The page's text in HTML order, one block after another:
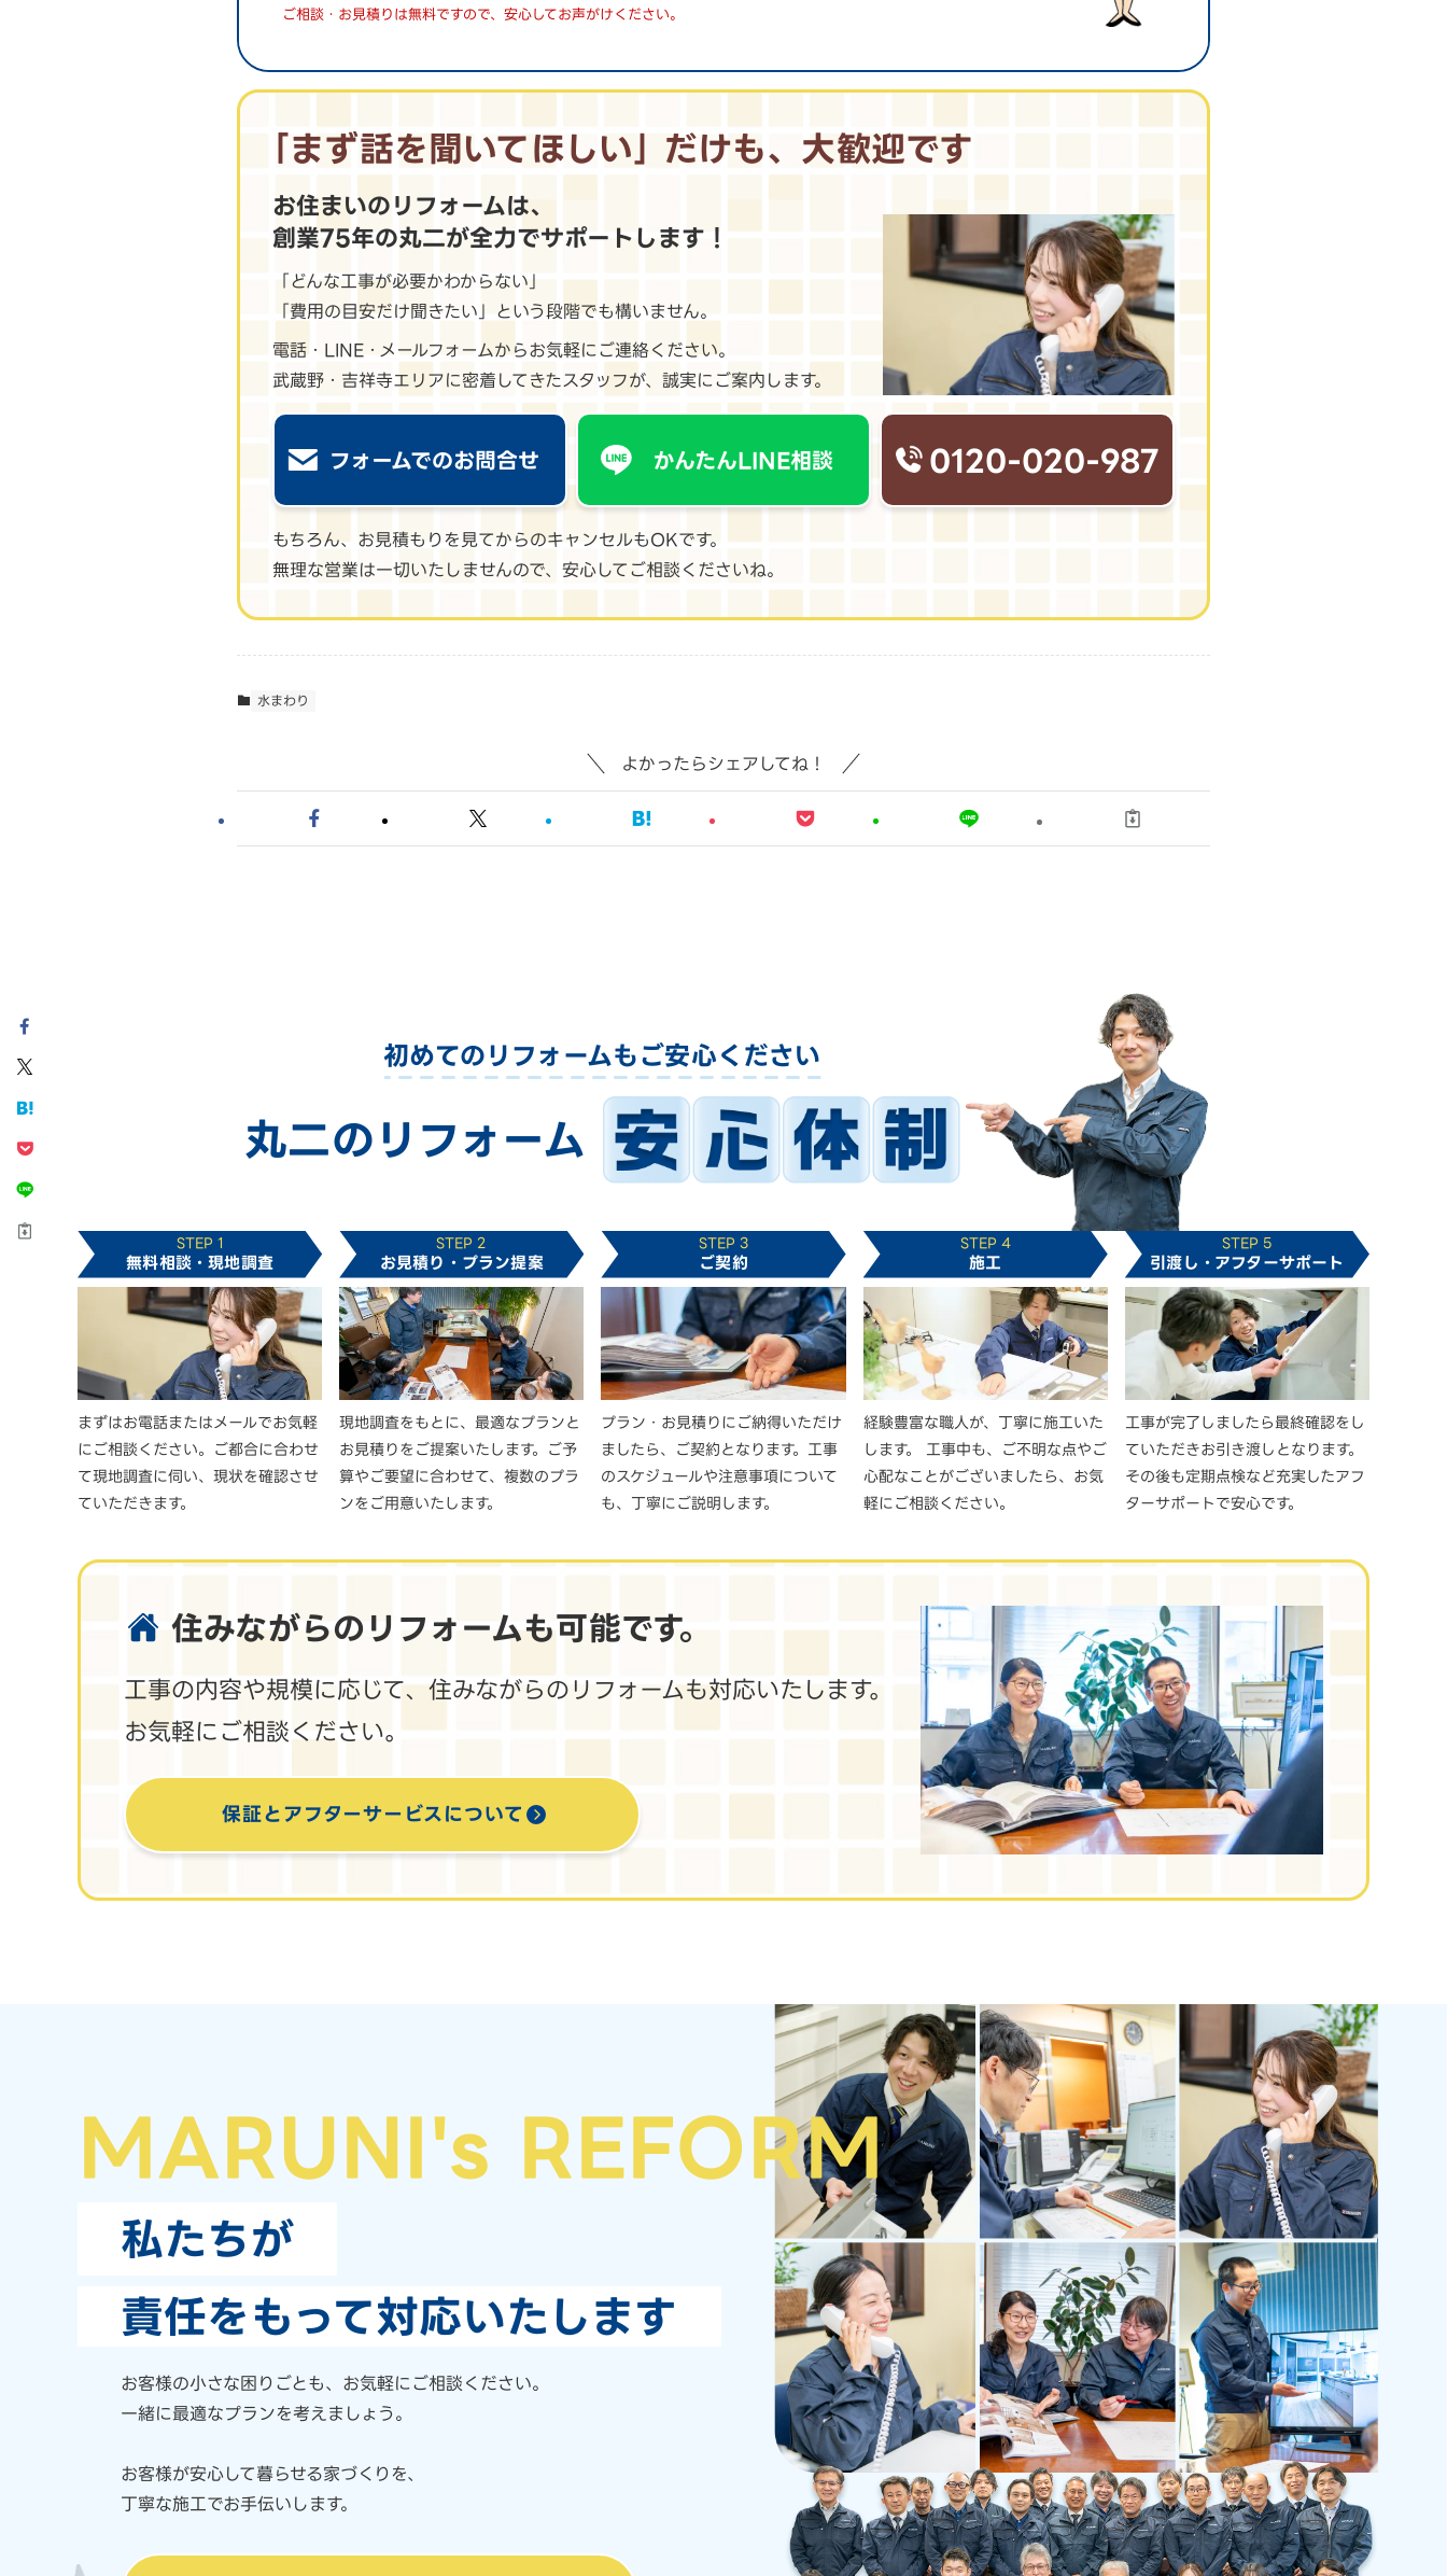
ご相談・お見積りは無料ですので、安心してお声がけください。
｢まず話を聞いてほしい｣ だけも、大歓迎です
お住まいのリフォームは、
創業75年の丸二が全力でサポートします！
「どんな工事が必要かわからない」
「費用の目安だけ聞きたい」という段階でも構いません。
電話・LINE・メールフォームからお気軽にご連絡ください。
武蔵野・吉祥寺エリアに密着してきたスタッフが、誠実にご案内します。
フォームでのお問合せ かんたんLINE相談 0120-020-987
もちろん、お見積もりを見てからのキャンセルもOKです。
無理な営業は一切いたしませんので、安心してご相談くださいね。
水まわり
よかったらシェアしてね！
初めてのリフォームもご安心ください
丸二のリフォーム
STEP 1
無料相談・現地調査
まずはお電話またはメールでお気軽
にご相談ください。ご都合に合わせ
て現地調査に伺い、現状を確認させ
ていただきます。
STEP 2
お見積り・プラン提案
現地調査をもとに、最適なプランと
お見積りをご提案いたします。ご予
算やご要望に合わせて、複数のプラ
ンをご用意いたします。
STEP 3
ご契約
プラン・お見積りにご納得いただけ
ましたら、ご契約となります。工事
のスケジュールや注意事項について
も、丁寧にご説明します。
STEP 4
施工
経験豊富な職人が、丁寧に施工いた
します。 工事中も、ご不明な点やご
心配なことがございましたら、お気
軽にご相談ください。
STEP 5
引渡し・アフターサポート
工事が完了しましたら最終確認をし
ていただきお引き渡しとなります。
その後も定期点検など充実したアフ
ターサポートで安心です。
住みながらのリフォームも可能です。
工事の内容や規模に応じて、住みながらのリフォームも対応いたします。
お気軽にご相談ください。
保証とアフターサービス について
MARUNI's REFORM
私たちが
責任をもって対応いたします
お客様の小さな困りごとも、 お気軽にご相談ください。
一緒に最適なプランを考えましょう。
お客様が安心して暮らせる家づくりを、
丁寧な施工でお手伝いします。